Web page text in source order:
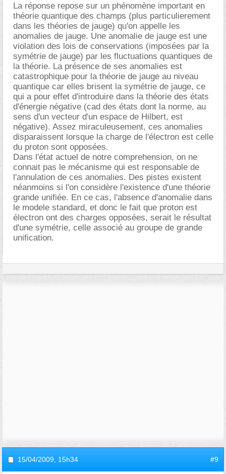
La réponse repose sur un phénomène important en
théorie quantique des champs (plus particulierement
dans les théories de jauge) qu'on appelle les
anomalies de jauge. Une anomalie de jauge est une
violation des lois de conservations (imposées par la
symétrie de jauge) par les fluctuations quantiques de
la théorie. La présence de ses anomalies est
catastrophique pour la théorie de jauge au niveau
quantique car elles brisent la symétrie de jauge, ce
qui a pour effet d'introduire dans la théorie des états
d'énergie négative (cad des états dont la norme, au
sens d'un vecteur d'un espace de Hilbert, est
négative). Assez miraculeusement, ces anomalies
disparaissent lorsque la charge de l'électron est celle
du proton sont opposées.
Dans l'état actuel de notre comprehension, on ne
connait pas le mécanisme qui est responsable de
l'annulation de ces anomalies. Des pistes existent
néanmoins si l'on considère l'existence d'une théorie
grande unifiée. En ce cas, l'absence d'anomalie dans
le modele standard, et donc le fait que proton est
électron ont des charges opposées, serait le résultat
d'une symétrie, celle associé au groupe de grande
unification.
15/04/2009, 15h34 #9